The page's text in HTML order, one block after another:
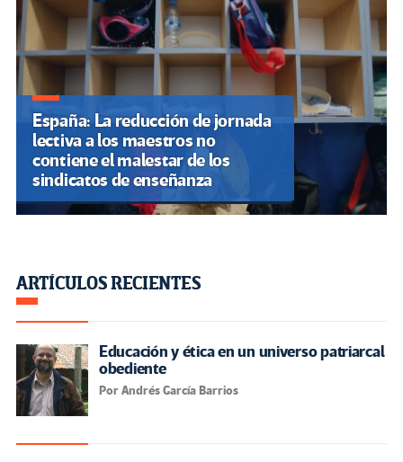
España: La reducción de jornada
lectiva a los maestros no
contiene el malestar de los
sindicatos de enseñanza
ARTÍCULOS RECIENTES
Educación y ética en un universo patriarcal
obediente
Por Andrés García Barrios